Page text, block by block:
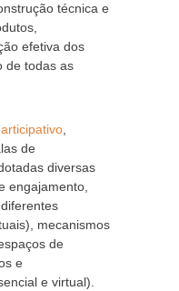
técnica e
efetiva dos
de todas as
,
de
diversas
engajamento,
mecanismos
de
e
e virtual).